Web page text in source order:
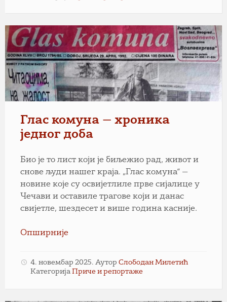
Глас комуна — хроника
једног доба
Био је то лист који је биљежио рад, живот и
снове људи нашег краја. „Глас комуна“ —
новине које су освијетлиле прве сијалице у
Чечави и оставиле трагове који и данас
свијетле, шездесет и више година касније.
Опширније
4. новембар 2025. Аутор Слободан Милетић
Категорија Приче и репортаже